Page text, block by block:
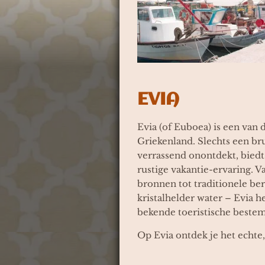
EVIA
Evia (of Euboea) is een van
Griekenland. Slechts een
verrassend onontdekt,
rustige vakantie-ervaring.
bronnen tot traditionele
kristalhelder water – Evia
bekende toeristische
Op Evia ontdek je het